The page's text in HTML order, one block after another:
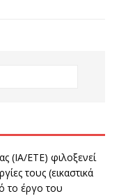
(ΙΑ/ΕΤΕ) φιλοξενεί
τους (εικαστικά
το έργο του